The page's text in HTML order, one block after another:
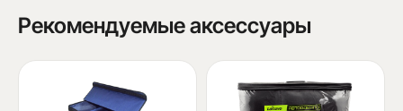
Рекомендуемые аксессуары